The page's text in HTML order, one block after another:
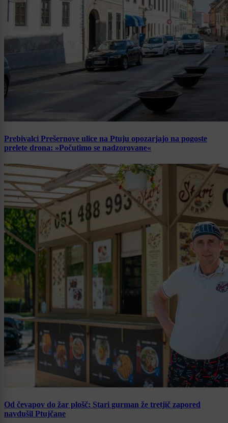
Prebivalci Prešernove ulice na Ptuju opozarjajo na pogoste
prelete drona: »Počutimo se nadzorovane«
Od čevapov do žar plošč: Stari gurman že tretjič zapored
navdušil Ptujčane